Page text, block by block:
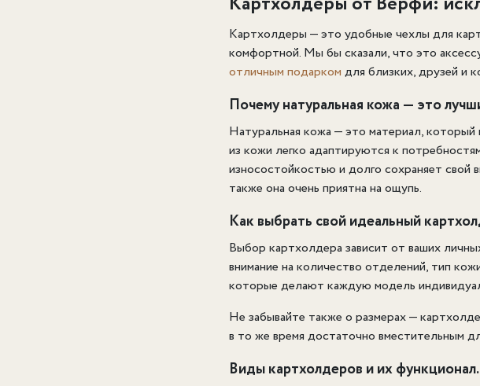
Картхолдеры — это удобные чехлы для
комфортной. Мы бы сказали, что это
отличным подарком для близких, друзей и
Почему натуральная кожа — это
Натуральная кожа — это материал,
из кожи легко адаптируются к
износостойкостью и долго сохраняет свой
также она очень приятна на ощупь.
Как выбрать свой идеальный
Выбор картхолдера зависит от ваших
внимание на количество отделений, тип
которые делают каждую модель
Не забывайте также о размерах —
в то же время достаточно вместительным
Виды картхолдеров и их функционал.